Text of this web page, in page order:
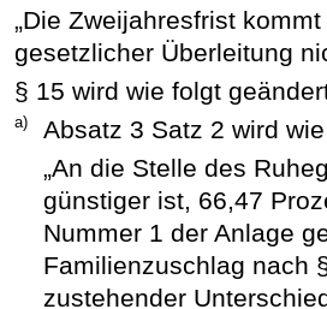
„Die Zweijahresfrist
gesetzlicher Überleitung
§ 15 wird wie folgt
a)
Absatz 3 Satz 2 wird
„An die Stelle des
günstiger ist, 66,47
Nummer 1 der Anlage
Familienzuschlag nach
zustehender